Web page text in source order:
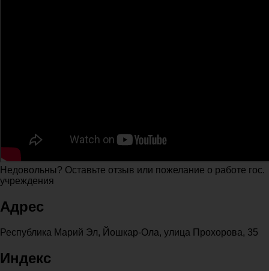
Недовольны? Оставьте отзыв или пожелание о работе гос.
учреждения
Адрес
Республика Марий Эл, Йошкар-Ола, улица Прохорова, 35
Индекс